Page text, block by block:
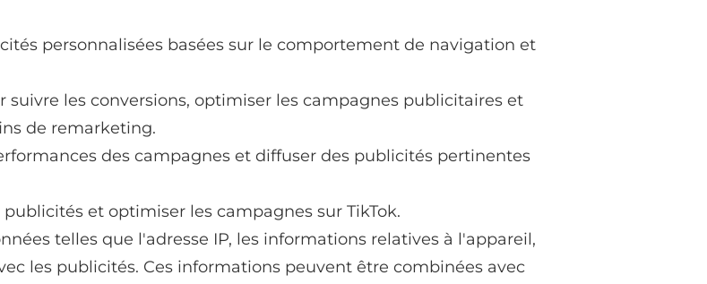
personnalisées basées sur le comportement de navigation et
suivre les conversions, optimiser les campagnes publicitaires et
de remarketing.
des campagnes et diffuser des publicités pertinentes
et optimiser les campagnes sur TikTok.
telles que l'adresse IP, les informations relatives à l'appareil,
les publicités. Ces informations peuvent être combinées avec